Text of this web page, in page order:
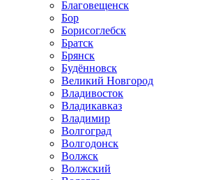
Благовещенск
Бор
Борисоглебск
Братск
Брянск
Будённовск
Великий Новгород
Владивосток
Владикавказ
Владимир
Волгоград
Волгодонск
Волжск
Волжский